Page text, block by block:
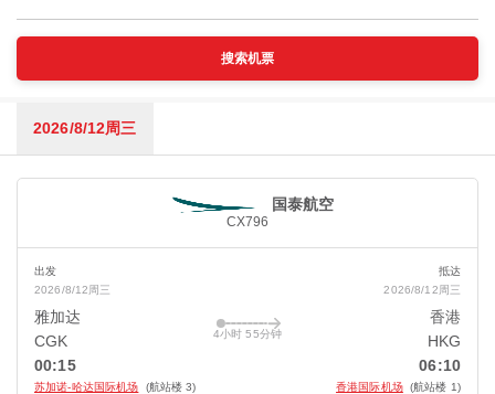
搜索机票
2026/8/12周三
国泰航空
CX796
出发
2026/8/12周三
雅加达
CGK
00:15
苏加诺-哈达国际机场 (航站楼 3)
4小时 55分钟
抵达
2026/8/12周三
香港
HKG
06:10
香港国际机场 (航站楼 1)